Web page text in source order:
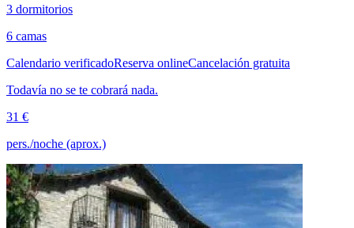
3 dormitorios
6 camas
Calendario verificadoReserva onlineCancelación gratuita
Todavía no se te cobrará nada.
31 €
pers./noche (aprox.)